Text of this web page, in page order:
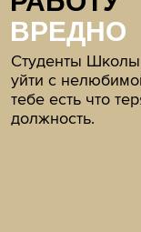
ВРЕДНО
Студенты Школы
уйти с
тебе есть что
должность.